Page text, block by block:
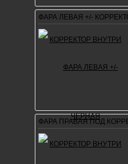
ФАРА ЛЕВАЯ +/-
ФАРА ПРАВАЯ ПОД